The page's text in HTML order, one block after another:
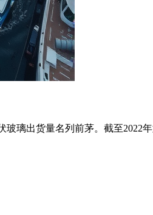
璃出货量名列前茅。截至2022